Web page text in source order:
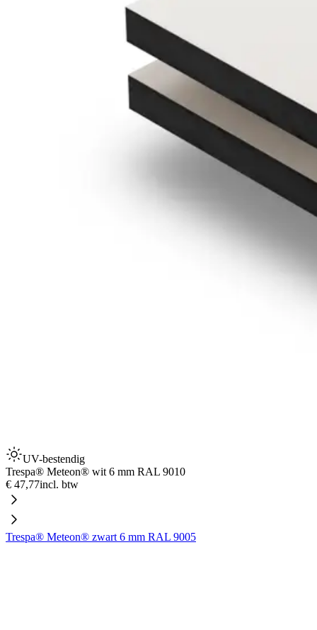
UV-bestendig
Trespa® Meteon® wit 6 mm RAL 9010
€ 47,77incl. btw
Trespa® Meteon® zwart 6 mm RAL 9005